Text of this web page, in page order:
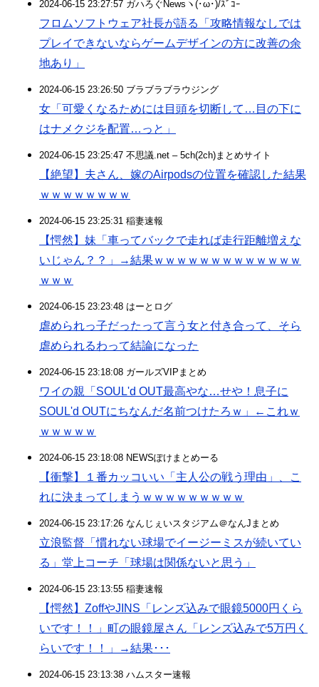
2024-06-15 23:27:57 ガハろぐNewsヽ(･ω･)/ｽﾞｺｰ
フロムソフトウェア社長が語る「攻略情報なしでは
プレイできないならゲームデザインの方に改善の余
地あり」
2024-06-15 23:26:50 ブラブラブラウジング
女「可愛くなるためには目頭を切断して…目の下に
はナメクジを配置…っと」
2024-06-15 23:25:47 不思議.net – 5ch(2ch)まとめサイト
【絶望】夫さん、嫁のAirpodsの位置を確認した結果
ｗｗｗｗｗｗｗｗ
2024-06-15 23:25:31 稲妻速報
【愕然】妹「車ってバックで走れば走行距離増えな
いじゃん？？」→結果ｗｗｗｗｗｗｗｗｗｗｗｗｗ
ｗｗｗ
2024-06-15 23:23:48 はーとログ
虐められっ子だったって言う女と付き合って、そら
虐められるわって結論になった
2024-06-15 23:18:08 ガールズVIPまとめ
ワイの親「SOUL'd OUT最高やな…せや！息子に
SOUL'd OUTにちなんだ名前つけたろｗ」←これｗ
ｗｗｗｗｗ
2024-06-15 23:18:08 NEWSぽけまとめーる
【衝撃】１番カッコいい「主人公の戦う理由」、こ
れに決まってしまうｗｗｗｗｗｗｗｗｗ
2024-06-15 23:17:26 なんじぇいスタジアム＠なんJまとめ
立浪監督「慣れない球場でイージーミスが続いてい
る」堂上コーチ「球場は関係ないと思う」
2024-06-15 23:13:55 稲妻速報
【愕然】ZoffやJINS「レンズ込みで眼鏡5000円くら
いです！！」町の眼鏡屋さん「レンズ込みで5万円く
らいです！！」→結果･･･
2024-06-15 23:13:38 ハムスター速報